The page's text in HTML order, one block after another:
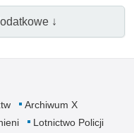
↓
Archiwum X
Lotnictwo Policji